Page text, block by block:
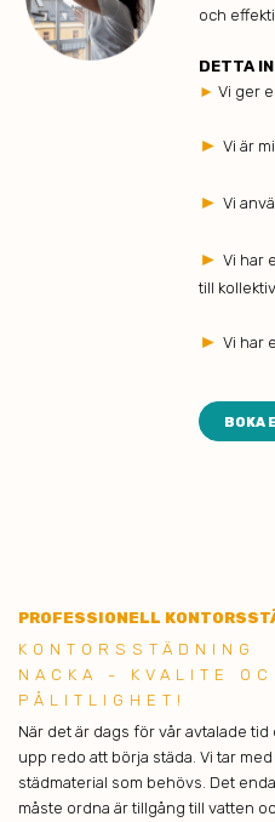
och
DETTA
►Vi ger
►Vi är
►Vi
►Vi har
till
►Vi har
BOKA
PROFESSIONELL
KONTORSSTÄDNING
NACKA - KVALITE
PÅLITLIGHET!
När det är dags för vår avtalade tid
upp redo att börja städa. Vi tar
städmaterial som behövs. Det
måste ordna är tillgång till vatten